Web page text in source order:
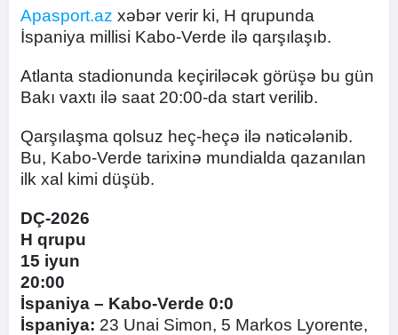
Apasport.az xəbər verir ki, H qrupunda
İspaniya millisi Kabo-Verde ilə qarşılaşıb.
Atlanta stadionunda keçiriləcək görüşə bu gün
Bakı vaxtı ilə saat 20:00-da start verilib.
Qarşılaşma qolsuz heç-heçə ilə nəticələnib.
Bu, Kabo-Verde tarixinə mundialda qazanılan
ilk xal kimi düşüb.
DÇ-2026
H qrupu
15 iyun
20:00
İspaniya – Kabo-Verde 0:0
İspaniya: 23 Unai Simon, 5 Markos Lyorente,